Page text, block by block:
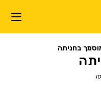
בחניתה